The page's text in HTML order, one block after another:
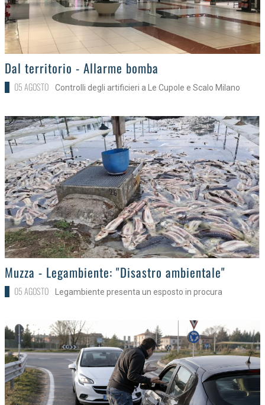
>
Dal territorio - Allarme bomba
05 AGOSTO Controlli degli artificieri a Le Cupole e Scalo Milano
>Muzza - Legambiente: "Disastro ambientale"
05 AGOSTO Legambiente presenta un esposto in procura